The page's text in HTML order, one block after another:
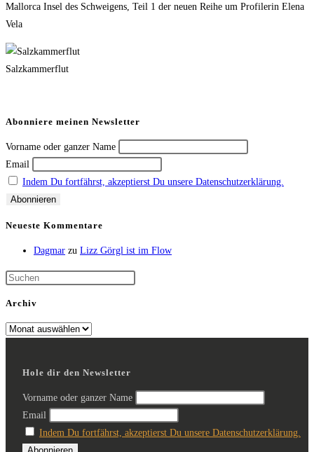
Mallorca Insel des Schweigens, Teil 1 der neuen Reihe um Profilerin Elena
Vela
Salzkammerflut
Abonniere meinen Newsletter
Vorname oder ganzer Name
Email
Indem Du fortfährst, akzeptierst Du unsere Datenschutzerklärung.
Neueste Kommentare
Dagmar zu Lizz Görgl ist im Flow
Archiv
Hole dir den Newsletter
Vorname oder ganzer Name
Email
Indem Du fortfährst, akzeptierst Du unsere Datenschutzerklärung.